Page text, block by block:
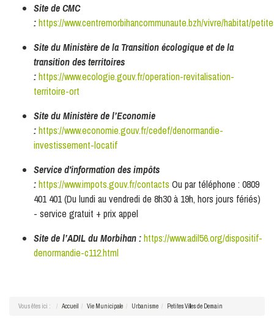
Site de CMC
:https://www.centremorbihancommunaute.bzh/vivre/habitat/
Site du Ministère de la Transition écologique et de la
transition des territoires
:https://www.ecologie.gouv.fr/operation-revitalisation-
territoire-ort
Site du Ministère de l’Economie
:https://www.economie.gouv.fr/cedef/denormandie-
investissement-locatif
Service d'information des impôts
:https://www.impots.gouv.fr/contacts Ou par téléphone : 0809
401 401 (Du lundi au vendredi de 8h30 à 19h, hors jours fériés)
- service gratuit + prix appel
Site de l’ADIL du Morbihan :https://www.adil56.org/dispositif-
denormandie-c112.html
Vous êtes ici : Accueil Vie Municipale Urbanisme Petites Villes de Demain